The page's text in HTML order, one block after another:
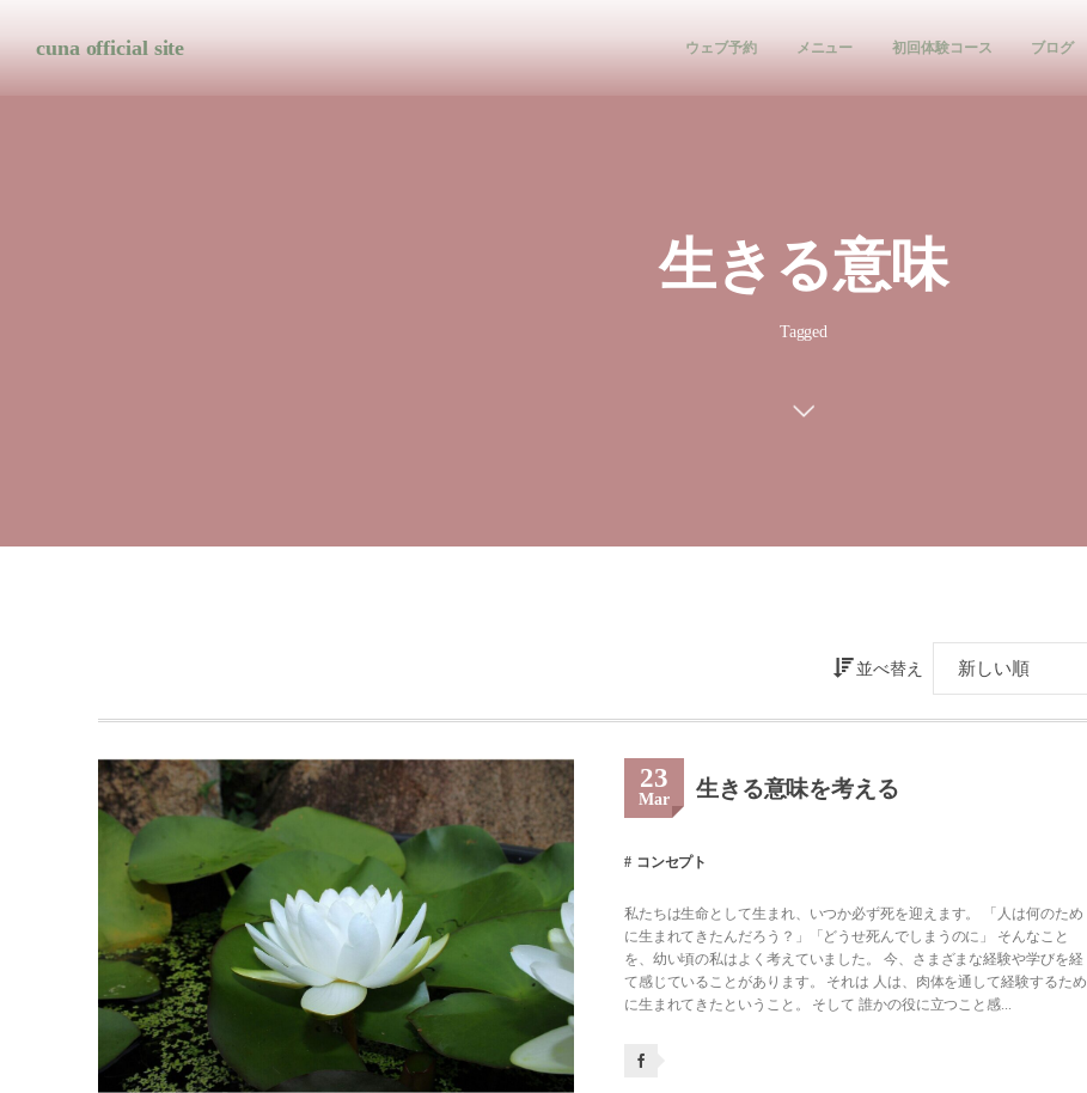
cuna official site ウェブ予約 メニュー 初回体験コース ブログ
生きる意味
Tagged
並べ替え
23
Mar 生きる意味を考える
コンセプト
私たちは生命として生まれ、いつか必ず死を迎えます。 「人は何のため
に生まれてきたんだろう？」「どうせ死んでしまうのに」 そんなこと
を、幼い頃の私はよく考えていました。 今、さまざまな経験や学びを経
て感じていることがあります。 それは 人は、肉体を通して経験するため
に生まれてきたということ。 そして 誰かの役に立つこと感...